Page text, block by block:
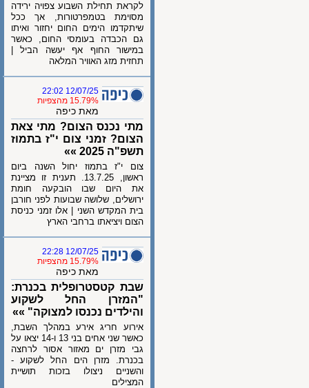
לקראת תחילת השבוע צפויה ירידה
מסוימת בטמפרטורות, אך ככל
שיתקדמו הימים החום יחזור ואיתו
גם הכבדה בעומסי החום, כאשר
במישור החוף אף יעשה הביל |
תחזית מזג האוויר המלאה
12/07/25 22:02
15.79% מהצפיות
מאת כיפה
מתי נכנס הצום? מתי צאת
הצום? זמני צום י"ז בתמוז
תשפ"ה 2025 »»
צום י"ז בתמוז יחול השנה ביום
ראשון, 13.7.25. תענית זו מציינת
את היום שבו הובקעה חומת
ירושלים, שלושה שבועות לפני חורבן
בית המקדש השני | אלו זמני כניסת
הצום ויציאתו ברחבי הארץ
12/07/25 22:28
15.79% מהצפיות
מאת כיפה
שבת קטסטרופלית בכנרת:
"המזרן החל לשקוע
והילדים נכנסו למצוקה" »»
אירוע חריג אירע במהלך השבת,
כאשר שני אחים בני 13 ו-14 יצאו על
גבי מזרן ים מאזור אסור לרחצה
בכנרת. מזרן הים החל לשקוע -
והשניים ניצולו בזכות תושיית
המצילים